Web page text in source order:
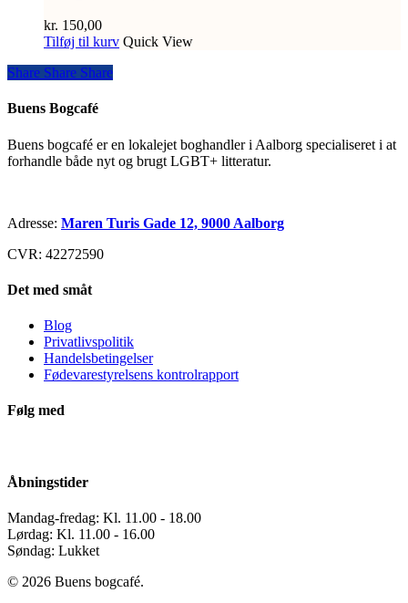
kr. 150,00
Tilføj til kurv Quick View
Share
Share Share Share
Buens Bogcafé
Buens bogcafé er en lokalejet boghandler i Aalborg specialiseret i at
forhandle både nyt og brugt LGBT+ litteratur.
Adresse: Maren Turis Gade 12, 9000 Aalborg
CVR: 42272590
Det med småt
Blog
Privatlivspolitik
Handelsbetingelser
Fødevarestyrelsens kontrolrapport
Følg med
Åbningstider
Mandag-fredag: Kl. 11.00 - 18.00
Lørdag: Kl. 11.00 - 16.00
Søndag: Lukket
© 2026 Buens bogcafé.